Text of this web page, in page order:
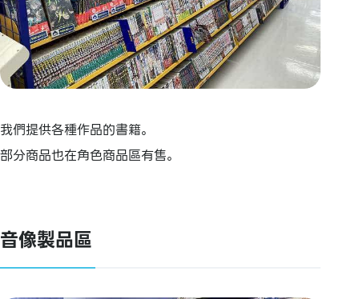
我們提供各種作品的書籍。
部分商品也在角色商品區有售。
音像製品區